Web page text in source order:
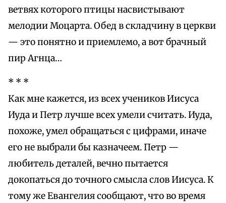
ветвях которого птицы насвистывают
мелодии Моцарта. Обед в складчину в церкви
— это понятно и приемлемо, а вот брачный
пир Агнца…
* * *
Как мне кажется, из всех учеников Иисуса
Иуда и Петр лучше всех умели считать. Иуда,
похоже, умел обращаться с цифрами, иначе
его не выбрали бы казначеем. Петр —
любитель деталей, вечно пытается
докопаться до точного смысла слов Иисуса. К
тому же Евангелия сообщают, что во время